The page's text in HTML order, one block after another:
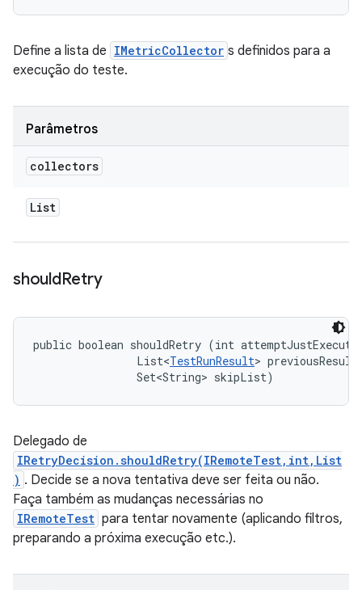
Define a lista de IMetricCollector s definidos para a
execução do teste.
Parâmetros
collectors
List
shouldRetry
public boolean shouldRetry (int
                List<
TestRunResult>
                Set<String> skipList)
Delegado de
IRetryDecision.shouldRetry(IRemoteTest,int,List
) . Decide se a nova tentativa deve ser feita ou não.
Faça também as mudanças necessárias no
IRemoteTest para tentar novamente (aplicando filtros,
preparando a próxima execução etc.).